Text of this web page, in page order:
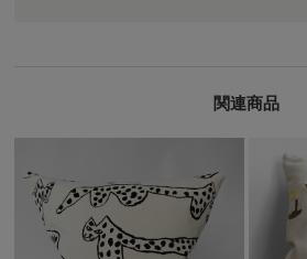
関連商品